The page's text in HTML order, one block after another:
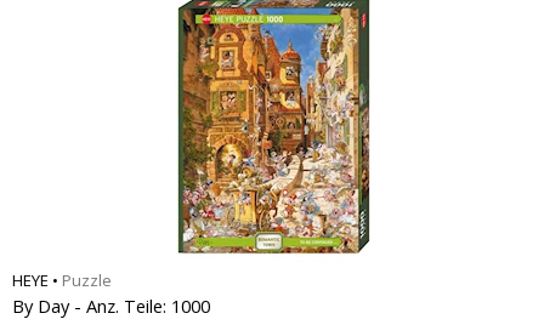
HEYE • Puzzle
By Day - Anz. Teile: 1000